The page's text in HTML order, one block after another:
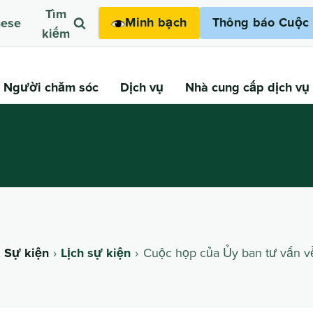
Tìm
kiếm
Minh bạch Thông báo
Người chăm sóc Dịch vụ Nhà cung cấp dịch vụ
Sự kiện Lịch sự kiện Cuộc họp của Ủy ban tư vấn